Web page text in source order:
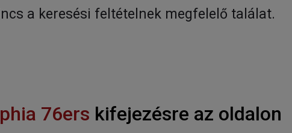
a keresési feltételnek megfelelő találat.
76ers kifejezésre az oldalon